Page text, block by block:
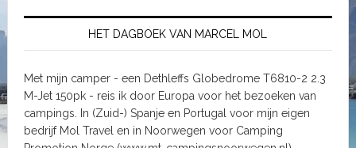
HET DAGBOEK VAN MARCEL MOL
Met mijn camper - een Dethleffs Globedrome T6810-2 2.3
M-Jet 150pk - reis ik door Europa voor het bezoeken van
campings. In (Zuid-) Spanje en Portugal voor mijn eigen
bedrijf Mol Travel en in Noorwegen voor Camping